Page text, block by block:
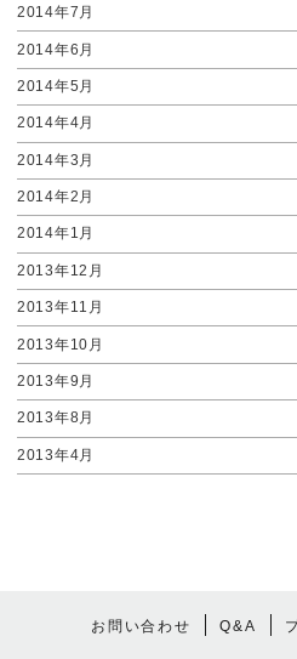
2014年7月
2014年6月
2014年5月
2014年4月
2014年3月
2014年2月
2014年1月
2013年12月
2013年11月
2013年10月
2013年9月
2013年8月
2013年4月
お問い合わせ Q&A